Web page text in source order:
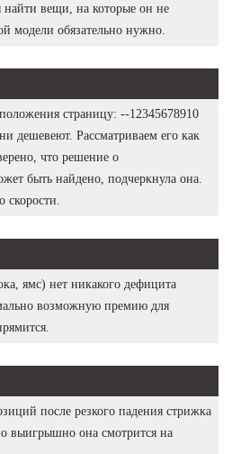
найти вещи, на которые он не
модели обязательно нужно.
страницу: --12345678910
дешевеют. Рассматриваем его как
что решение о
быть найдено, подчеркнула она.
ямс) нет никакого дефицита
возможную премию для
после резкого падения стрижка
выигрышно она смотрится на